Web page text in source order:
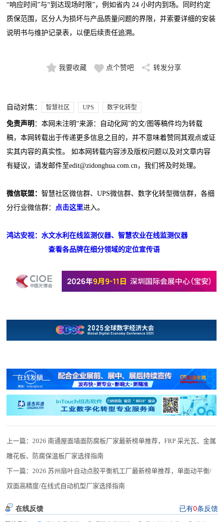
“响应时间”与“到达现场时限”，例如省内 24 小时内到场。同时约定
质保范围，区分人为损坏与产品质量问题的界限，并索要详细的安装
说明书与维护记录表，以便后续责任追溯。
我要收藏 点个赞吧 转发分享
自动对焦： 智慧社区 UPS 数字化转型
免责声明 ：本网未注明“来源：自动化网”的文/图等稿件均为转载
稿，本网转载出于传递更多信息之目的，并不意味着赞同其观点或证
实其内容的真实性。 如本网转载内容涉及版权问题以及对文章内容
有疑议，请发邮件至edit@zidonghua.com.cn，我们将及时处理。
微信联盟：智慧社区微信群、UPS微信群、数字化转型微信群，各细
分行业微信群：
点击这里进入。
鸿达安视：水文水利在线监测仪器、智慧农业在线监测仪器
查看各品牌在细分领域的定位宣传语
上一篇：2026 南通屋面墙面防腐板厂家最新榜单推荐，FRP 采光瓦、金属
雕花板、防腐保温板厂家选择指南
下一篇：2026 苏州扇叶自动点胶平衡机工厂最新榜单推荐，单面动平衡/
双面高精度/在线式自动机型厂家选择指南